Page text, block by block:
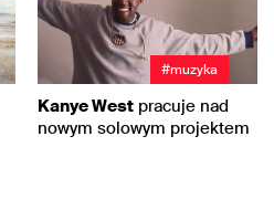
#muzyka
Kanye West pracuje nad
nowym solowym projektem